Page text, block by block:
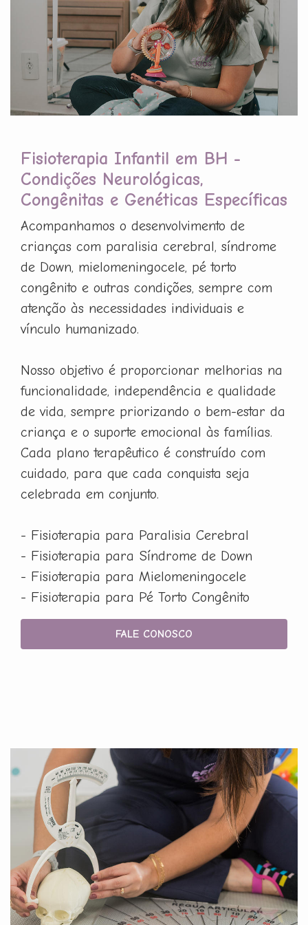
Fisioterapia Infantil em BH -
Condições Neurológicas,
Congênitas e Genéticas Específicas
Acompanhamos o desenvolvimento de
crianças com paralisia cerebral, síndrome
de Down, mielomeningocele, pé torto
congênito e outras condições, sempre com
atenção às necessidades individuais e
vínculo humanizado.
Nosso objetivo é proporcionar melhorias na
funcionalidade, independência e qualidade
de vida, sempre priorizando o bem-estar da
criança e o suporte emocional às famílias.
Cada plano terapêutico é construído com
cuidado, para que cada conquista seja
celebrada em conjunto.
- Fisioterapia para Paralisia Cerebral
- Fisioterapia para Síndrome de Down
- Fisioterapia para Mielomeningocele
- Fisioterapia para Pé Torto Congênito
FALE CONOSCO